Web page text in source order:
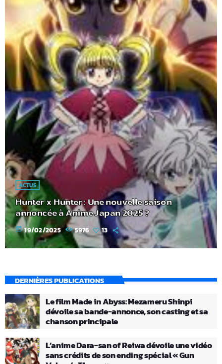
ACTUS
Hunter x Hunter : Une nouvelle saison
annoncée à Anime Japan 2025 ?
today 19/02/2025 5976 13
DERNIÈRES PUBLICATIONS
Le film Made in Abyss: Mezameru Shinpi
dévoile sa bande-annonce, son casting et sa
chanson principale
L’anime Dara-san of Reiwa dévoile une vidéo
sans crédits de son ending spécial « Gun